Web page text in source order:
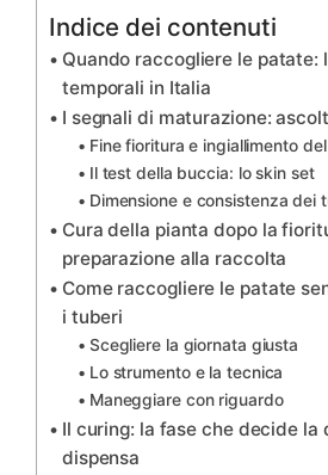
Indice dei contenuti
Quando raccogliere le patate:
temporali in Italia
I segnali di maturazione:
Fine fioritura e ingiallimento
Il test della buccia: lo skin set
Dimensione e consistenza dei
Cura della pianta dopo la
preparazione alla raccolta
Come raccogliere le patate
i tuberi
Scegliere la giornata giusta
Lo strumento e la tecnica
Maneggiare con riguardo
Il curing: la fase che decide la
dispensa